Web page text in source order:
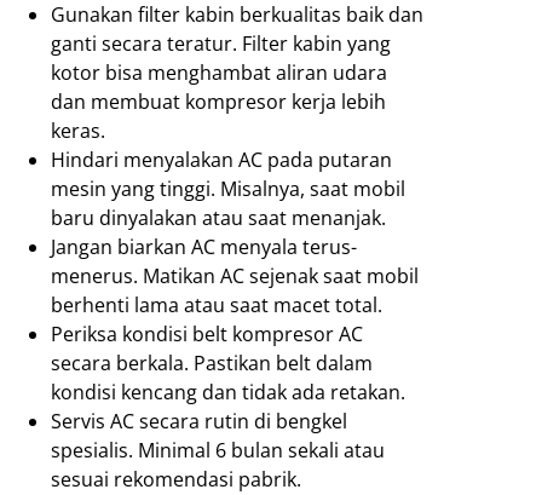
Gunakan filter kabin berkualitas baik dan
ganti secara teratur. Filter kabin yang
kotor bisa menghambat aliran udara
dan membuat kompresor kerja lebih
keras.
Hindari menyalakan AC pada putaran
mesin yang tinggi. Misalnya, saat mobil
baru dinyalakan atau saat menanjak.
Jangan biarkan AC menyala terus-
menerus. Matikan AC sejenak saat mobil
berhenti lama atau saat macet total.
Periksa kondisi belt kompresor AC
secara berkala. Pastikan belt dalam
kondisi kencang dan tidak ada retakan.
Servis AC secara rutin di bengkel
spesialis. Minimal 6 bulan sekali atau
sesuai rekomendasi pabrik.